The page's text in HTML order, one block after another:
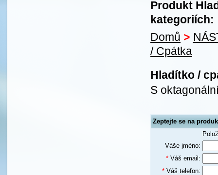
Produkt
kategoriích:
Domů >
/ Cpátka
Hladítko /
S
Zeptejte se na
Váše jméno:
* Váš email:
* Váš telefon: